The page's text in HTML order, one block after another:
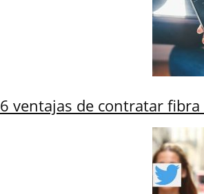
6 ventajas de contratar fibra